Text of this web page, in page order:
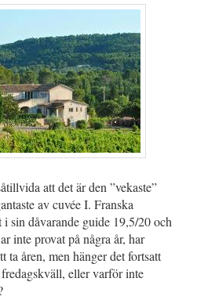
att det är den ”vekaste”
av cuvée I. Franska
i sin dåvarande guide 19,5/20 och
inte provat på några år, har
ta åren, men hänger det fortsatt
eller varför inte